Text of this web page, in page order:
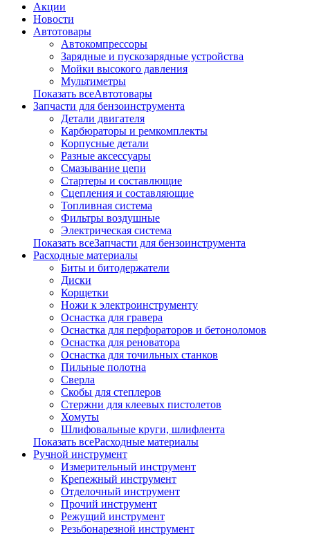
Акции
Новости
Автотовары
Автокомпрессоры
Зарядные и пускозарядные устройства
Мойки высокого давления
Мультиметры
Показать всеАвтотовары
Запчасти для бензоинструмента
Детали двигателя
Карбюраторы и ремкомплекты
Корпусные детали
Разные аксессуары
Смазывание цепи
Стартеры и составлющие
Сцепления и составляющие
Топливная система
Фильтры воздушные
Электрическая система
Показать всеЗапчасти для бензоинструмента
Расходные материалы
Биты и битодержатели
Диски
Корщетки
Ножи к электроинструменту
Оснастка для гравера
Оснастка для перфораторов и бетоноломов
Оснастка для реноватора
Оснастка для точильных станков
Пильные полотна
Сверла
Скобы для степлеров
Стержни для клеевых пистолетов
Хомуты
Шлифовальные круги, шлифлента
Показать всеРасходные материалы
Ручной инструмент
Измерительный инструмент
Крепежный инструмент
Отделочный инструмент
Прочий инструмент
Режущий инструмент
Резьбонарезной инструмент